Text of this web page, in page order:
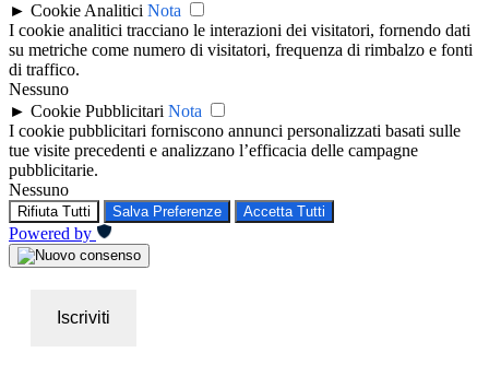
► Cookie Analitici Nota
I cookie analitici tracciano le interazioni dei visitatori, fornendo dati
su metriche come numero di visitatori, frequenza di rimbalzo e fonti
di traffico.
Nessuno
► Cookie Pubblicitari Nota
I cookie pubblicitari forniscono annunci personalizzati basati sulle
tue visite precedenti e analizzano l’efficacia delle campagne
pubblicitarie.
Nessuno
Rifiuta Tutti Salva Preferenze Accetta Tutti
Powered by
Iscriviti